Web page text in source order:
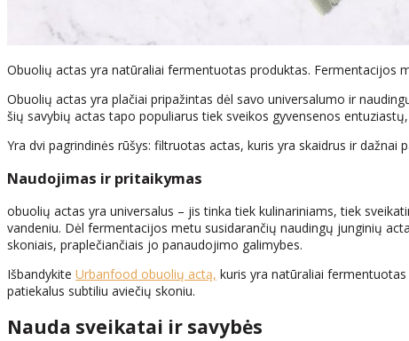
Obuolių actas yra natūraliai fermentuotas produktas. Fermentacijos
Obuolių actas yra plačiai pripažintas dėl savo universalumo ir
šių savybių actas tapo populiarus tiek sveikos gyvensenos
Yra dvi pagrindinės rūšys: filtruotas actas, kuris yra skaidrus ir
Naudojimas ir pritaikymas
obuolių actas yra universalus – jis tinka tiek kulinariniams, tiek
vandeniu. Dėl fermentacijos metu susidarančių naudingų junginių
skoniais, praplečiančiais jo panaudojimo galimybes.
Išbandykite Urbanfood obuolių actą, kuris yra natūraliai
patiekalus subtiliu aviečių skoniu.
Nauda sveikatai ir savybės